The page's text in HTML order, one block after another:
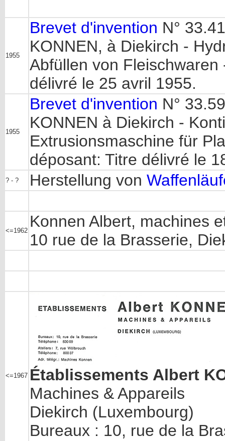
1955
Brevet d'invention N°
KONNEN, à Diekirch -
Abfüllen von
délivré le 25 avril 1955.
1955
Brevet d'invention N°
KONNEN à Diekirch -
Extrusionsmaschine für
déposant: Titre délivré le
? - ? Herstellung von
<=1962
Konnen Albert, machines
10 rue de la Brasserie,
<=1967 Établissements Albert
Machines & Appareils
Diekirch (Luxembourg)
Bureaux : 10, rue de la